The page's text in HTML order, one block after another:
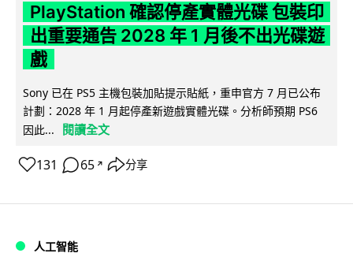
PlayStation 確認停產實體光碟 包裝印
出重要通告 2028 年 1 月後不出光碟遊
戲
Sony 已在 PS5 主機包裝加貼提示貼紙，重申官方 7 月已公布
計劃：2028 年 1 月起停產新遊戲實體光碟。分析師預期 PS6
因此...
閱讀全文
131 65 ↗ 分享
人工智能